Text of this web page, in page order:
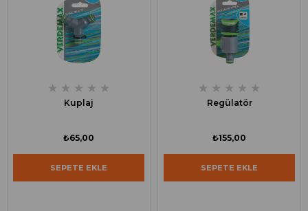
★ ★ ★ ★ ★
Kuplaj
₺65,00
SEPETE EKLE
★ ★ ★ ★ ★
Regülatör
₺155,00
SEPETE EKLE